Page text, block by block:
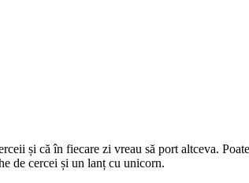
și că în fiecare zi vreau să port altceva.
de cercei și un lanț cu unicorn.